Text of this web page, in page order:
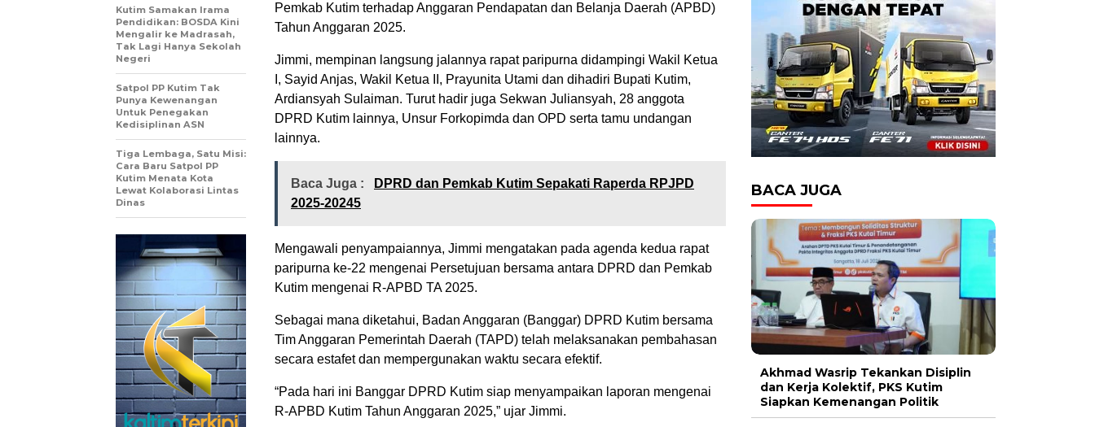
Pemkab Kutim terhadap Anggaran Pendapatan dan Belanja Daerah (APBD)
Tahun Anggaran 2025.
Jimmi, mempinan langsung jalannya rapat paripurna didampingi Wakil Ketua
I, Sayid Anjas, Wakil Ketua II, Prayunita Utami dan dihadiri Bupati Kutim,
Ardiansyah Sulaiman. Turut hadir juga Sekwan Juliansyah, 28 anggota
DPRD Kutim lainnya, Unsur Forkopimda dan OPD serta tamu undangan
lainnya.
Baca Juga :
DPRD dan Pemkab Kutim Sepakati Raperda RPJPD
2025-20245
Mengawali penyampaiannya, Jimmi mengatakan pada agenda kedua rapat
paripurna ke-22 mengenai Persetujuan bersama antara DPRD dan Pemkab
Kutim mengenai R-APBD TA 2025.
Sebagai mana diketahui, Badan Anggaran (Banggar) DPRD Kutim bersama
Tim Anggaran Pemerintah Daerah (TAPD) telah melaksanakan pembahasan
secara estafet dan mempergunakan waktu secara efektif.
“Pada hari ini Banggar DPRD Kutim siap menyampaikan laporan mengenai
R-APBD Kutim Tahun Anggaran 2025,” ujar Jimmi.
Kutim Samakan Irama
Pendidikan: BOSDA Kini
Mengalir ke Madrasah,
Tak Lagi Hanya Sekolah
Negeri
Satpol PP Kutim Tak
Punya Kewenangan
Untuk Penegakan
Kedisiplinan ASN
Tiga Lembaga, Satu Misi:
Cara Baru Satpol PP
Kutim Menata Kota
Lewat Kolaborasi Lintas
Dinas
BACA JUGA
Akhmad Wasrip Tekankan Disiplin
dan Kerja Kolektif, PKS Kutim
Siapkan Kemenangan Politik